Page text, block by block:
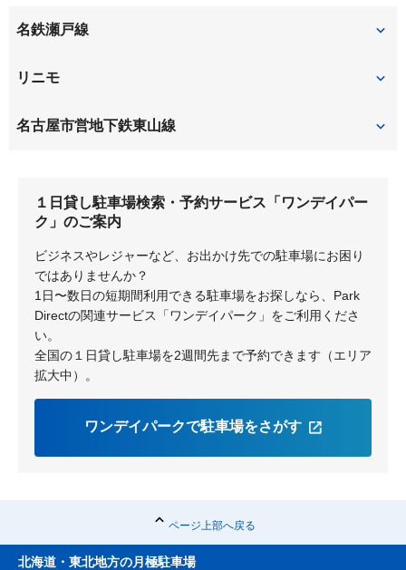
今尻町
打越
北原山町鳴湫 北原山町平池浦
北山町北新田
草掛 小池町
五合池
庄中町
城前町
城山町三ツ池
段の上 塚田
富が丘
晴丘町東
東大道町原田
平子町西 藤里町
藤見が丘 藤森西町
本郷
岩作石田
岩作塚本
岩作泥亀首 岩作長池
八剣 山桶
吉岡町
名鉄瀬戸線
印場
旭前
リニモ
藤が丘
名古屋市営地下鉄東山線
１日貸し駐車場検索・予約サービス「ワンデイパー
ク」のご案内
ビジネスやレジャーなど、お出かけ先での駐車場にお困り
ではありませんか？
1日〜数日の短期間利用できる駐車場をお探しなら、Park
Directの関連サービス「ワンデイパーク」をご利用くださ
い。
全国の１日貸し駐車場を2週間先まで予約できます（エリア
拡大中）。
ワンデイパークで駐車場をさがす
ページ上部へ戻る
北海道・東北地方の月極駐車場